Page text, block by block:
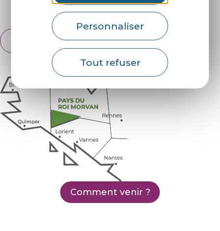
Personnaliser
Tout refuser
Espace pro Partenaires
Français
Comment venir ?